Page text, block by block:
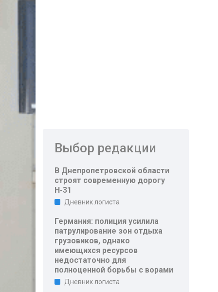
Выбор редакции
В Днепропетровской области
строят современную дорогу
Н-31
Дневник логиста
Германия: полиция усилила
патрулирование зон отдыха
грузовиков, однако
имеющихся ресурсов
недостаточно для
полноценной борьбы с ворами
Дневник логиста